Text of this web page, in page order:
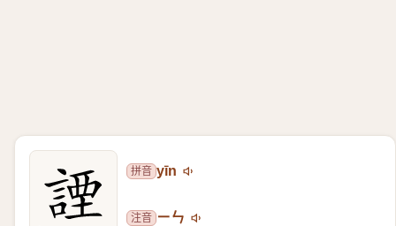
拼音 yīn
注音 ㄧㄣ